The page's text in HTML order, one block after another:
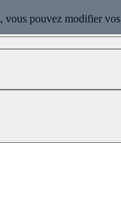
, vous pouvez modifier